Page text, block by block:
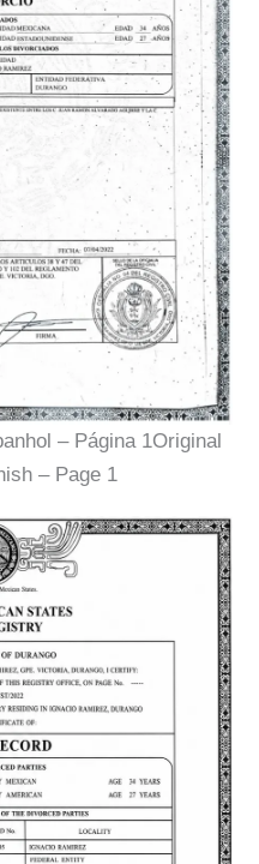
– Página 1Original
– Page 1